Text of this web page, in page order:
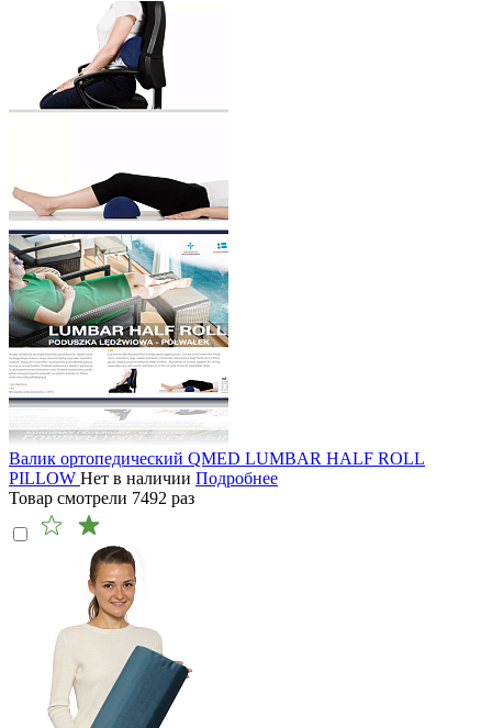
Валик ортопедический QMED LUMBAR HALF ROLL
PILLOW Нет в наличии Подробнее
Товар смотрели 7492 раз